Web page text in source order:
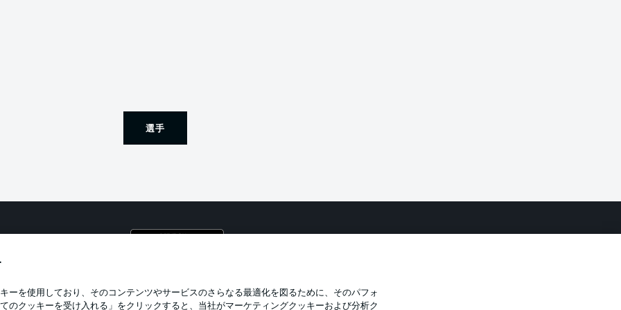
選手
当サイトについて
を使用しており、そのコンテンツやサービスのさらなる最適化を図るために、そのパフォ
クッキーを受け入れる」をクリックすると、当社がマーケティングクッキーおよび分析ク